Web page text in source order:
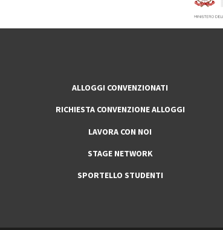
ALLOGGI CONVENZIONATI
RICHIESTA CONVENZIONE ALLOGGI
LAVORA CON NOI
STAGE NETWORK
SPORTELLO STUDENTI